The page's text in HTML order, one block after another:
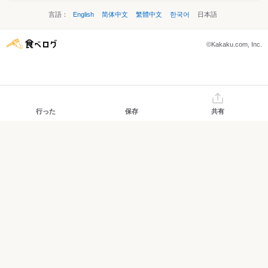
言語： English 简体中文 繁體中文 한국어 日本語
©Kakaku.com, Inc.
行った 保存 共有